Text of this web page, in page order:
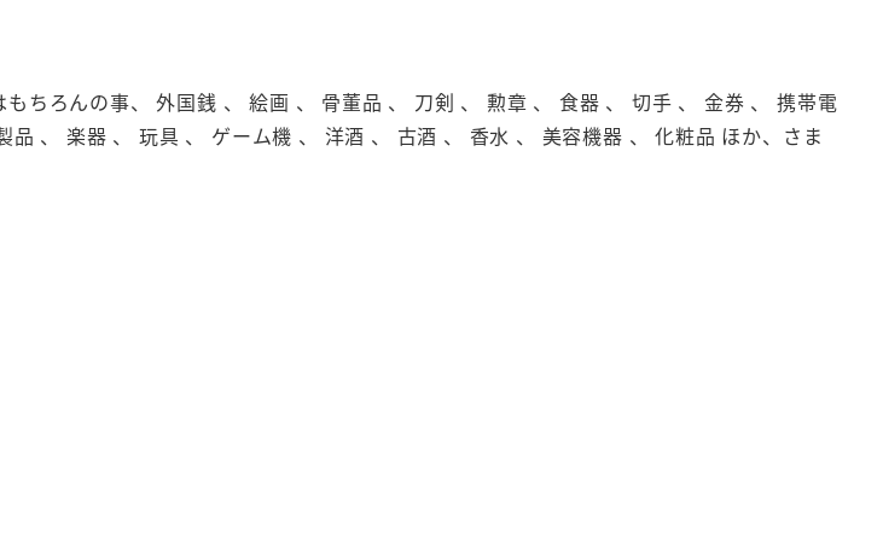
ちろんの事、 外国銭 、 絵画 、 骨董品 、 刀剣 、 勲章 、 食器 、 切手 、 金券 、 携帯電
、 楽器 、 玩具 、 ゲーム機 、 洋酒 、 古酒 、 香水 、 美容機器 、 化粧品 ほか、さま